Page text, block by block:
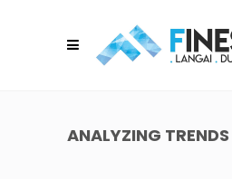
ANALYZING TRENDS